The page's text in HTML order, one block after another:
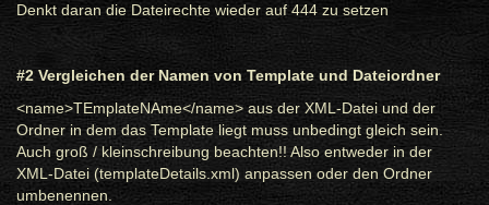
Denkt daran die Dateirechte wieder auf 444 zu setzen
#2 Vergleichen der Namen von Template und Dateiordner
<name>TEmplateNAme</name> aus der XML-Datei und der
Ordner in dem das Template liegt muss unbedingt gleich sein.
Auch groß / kleinschreibung beachten!! Also entweder in der
XML-Datei (templateDetails.xml) anpassen oder den Ordner
umbenennen.